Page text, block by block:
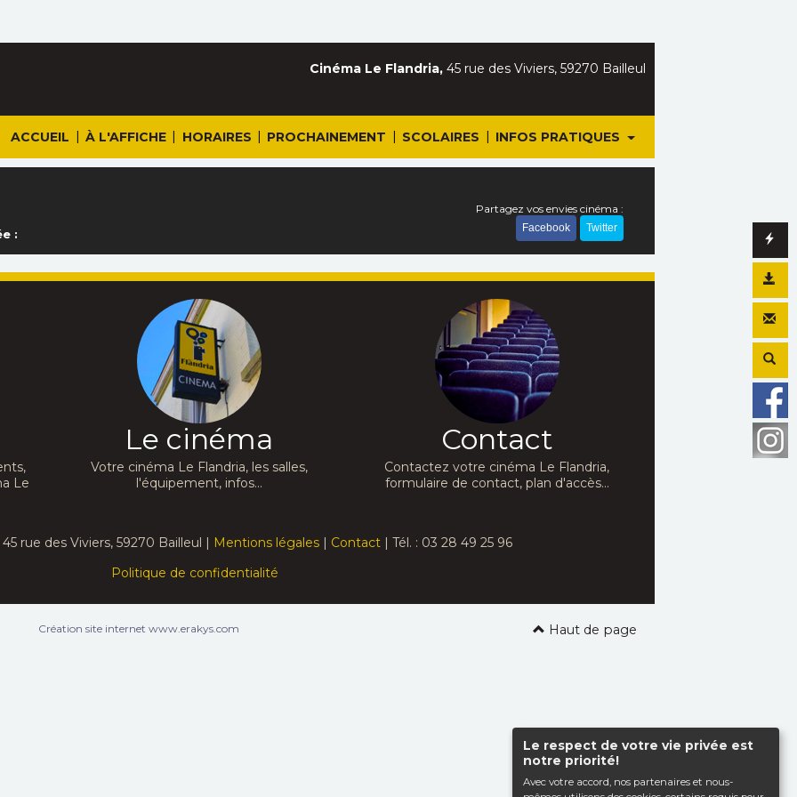
Le respect de votre vie privée est
notre priorité!
Avec votre accord, nos partenaires et nous-
ACCUEIL | À L'AFFICHE | HORAIRES | PROCHAINEMENT | SCOLAIRES | INFOS PRATIQUES
Cinéma Le Flandria, 45 rue des Viviers, 59270 Bailleul
:
Partagez vos envies cinéma :
Facebook Twitter
Le
Le cinéma
Votre cinéma Le Flandria, les salles,
l'équipement, infos...
Contact
Contactez votre cinéma Le Flandria,
formulaire de contact, plan d'accès...
rue des Viviers, 59270 Bailleul | Mentions légales | Contact | Tél. : 03 28 49 25 96
Politique de confidentialité
Haut de page
Création site internet www.erakys.com